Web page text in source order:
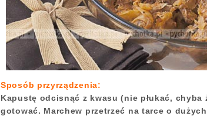
Sposób przyrządzenia:
Kapustę odcisnąć z kwasu (nie płukać,
gotować. Marchew przetrzeć na tarce o